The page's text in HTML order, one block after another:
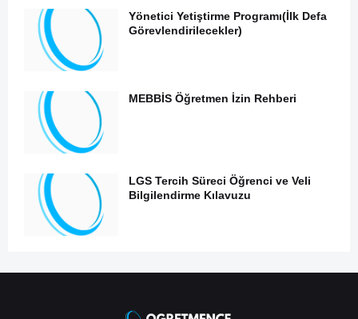
Yönetici Yetiştirme Programı(İlk Defa
Görevlendirilecekler)
MEBBİS Öğretmen İzin Rehberi
LGS Tercih Süreci Öğrenci ve Veli
Bilgilendirme Kılavuzu